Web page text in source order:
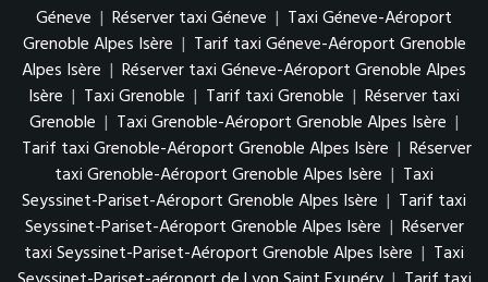
Géneve | Réserver taxi Géneve | Taxi Géneve-Aéroport
Grenoble Alpes Isère | Tarif taxi Géneve-Aéroport Grenoble
Alpes Isère | Réserver taxi Géneve-Aéroport Grenoble Alpes
Isère | Taxi Grenoble | Tarif taxi Grenoble | Réserver taxi
Grenoble | Taxi Grenoble-Aéroport Grenoble Alpes Isère |
Tarif taxi Grenoble-Aéroport Grenoble Alpes Isère | Réserver
taxi Grenoble-Aéroport Grenoble Alpes Isère | Taxi
Seyssinet-Pariset-Aéroport Grenoble Alpes Isère | Tarif taxi
Seyssinet-Pariset-Aéroport Grenoble Alpes Isère | Réserver
taxi Seyssinet-Pariset-Aéroport Grenoble Alpes Isère | Taxi